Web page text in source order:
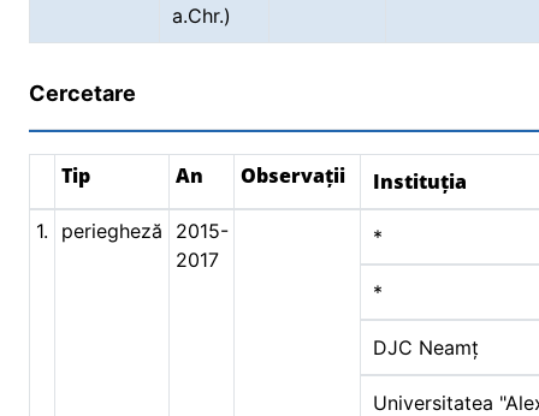
a.Chr.)
Cercetare
Tip An Observații Instituția
1. periegheză
2015-
2017
*
*
DJC Neamț
Universitatea